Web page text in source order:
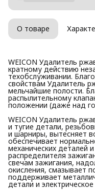
О товаре
WEICON Удалитель
кратному действию
техобслуживании.
свойствам Удалитель
мельчайшие полости.
распылительному
положении (даже над
WEICON Удалитель
и тугие детали,
и шарниры, вытесняет
обеспечивает
механических деталей
распределителя
свечам зажигания,
окисления, смазывает
поддерживает
детали и